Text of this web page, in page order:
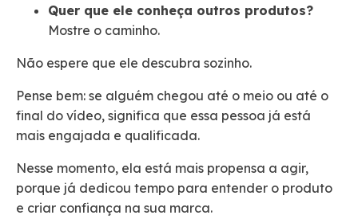
Quer que ele conheça outros produtos?
Mostre o caminho.
Não espere que ele descubra sozinho.
Pense bem: se alguém chegou até o meio ou até o
final do vídeo, significa que essa pessoa já está
mais engajada e qualificada.
Nesse momento, ela está mais propensa a agir,
porque já dedicou tempo para entender o produto
e criar confiança na sua marca.